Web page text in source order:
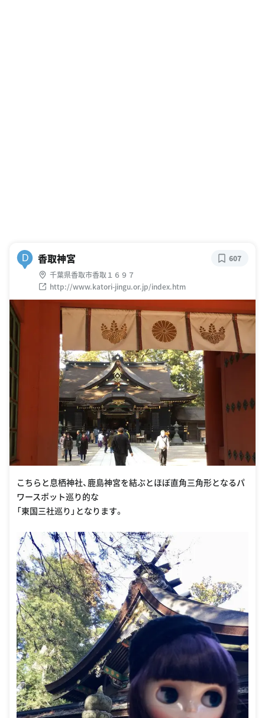
D 香取神宮
千葉県香取市香取１６９７
http://www.katori-jingu.or.jp/index.htm
607
こちらと息栖神社、鹿島神宮を結ぶとほぼ直角三角形となるパ
ワースポット巡り的な
「東国三社巡り」となります。